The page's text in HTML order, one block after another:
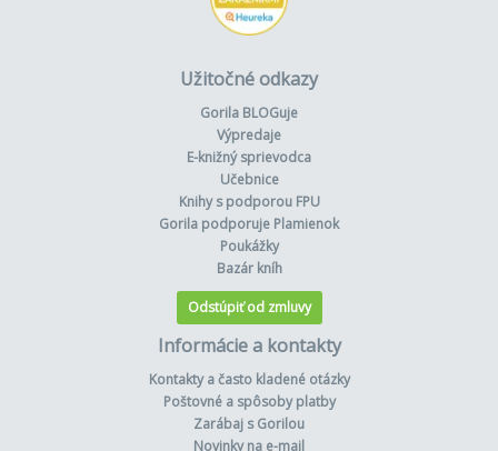
Užitočné odkazy
Gorila BLOGuje
Výpredaje
E-knižný sprievodca
Učebnice
Knihy s podporou FPU
Gorila podporuje Plamienok
Poukážky
Bazár kníh
Odstúpiť od zmluvy
Informácie a kontakty
Kontakty a často kladené otázky
Poštovné a spôsoby platby
Zarábaj s Gorilou
Novinky na e-mail